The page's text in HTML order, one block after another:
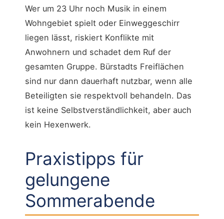
Wer um 23 Uhr noch Musik in einem
Wohngebiet spielt oder Einweggeschirr
liegen lässt, riskiert Konflikte mit
Anwohnern und schadet dem Ruf der
gesamten Gruppe. Bürstadts Freiflächen
sind nur dann dauerhaft nutzbar, wenn alle
Beteiligten sie respektvoll behandeln. Das
ist keine Selbstverständlichkeit, aber auch
kein Hexenwerk.
Praxistipps für
gelungene
Sommerabende